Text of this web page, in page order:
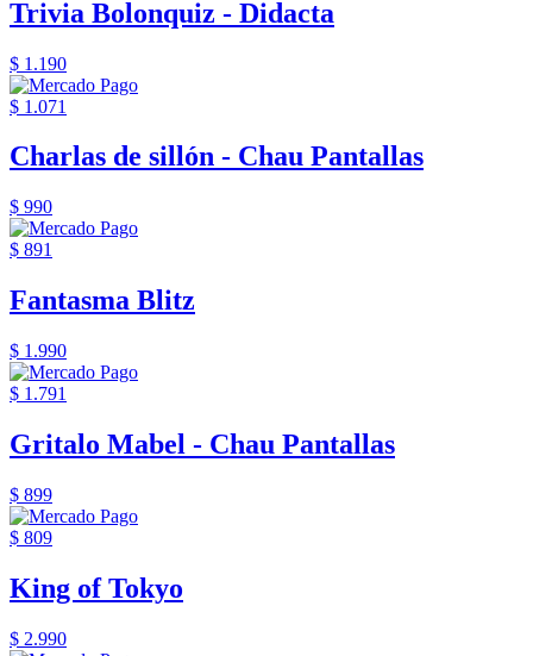
Trivia Bolonquiz - Didacta
$ 1.190
$ 1.071
Charlas de sillón - Chau Pantallas
$ 990
$ 891
Fantasma Blitz
$ 1.990
$ 1.791
Gritalo Mabel - Chau Pantallas
$ 899
$ 809
King of Tokyo
$ 2.990